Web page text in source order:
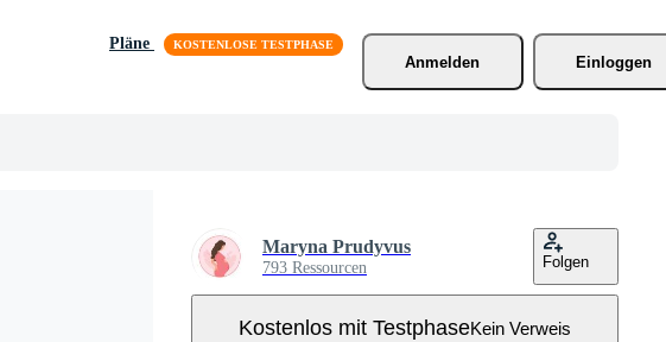
Pläne
Anmelden
Einloggen
Maryna Prudyvus
793 Ressourcen Folgen
Kostenlos mit TestphaseKein Verweis